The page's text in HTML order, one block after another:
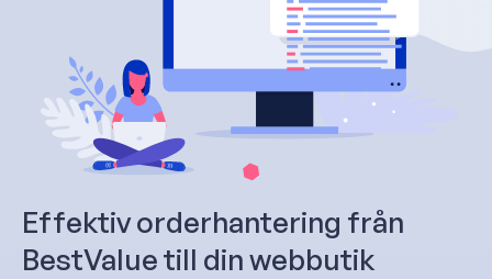
Effektiv orderhantering från
BestValue till din webbutik